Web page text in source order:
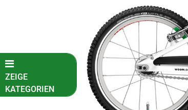
ZEIGE
KATEGORIEN